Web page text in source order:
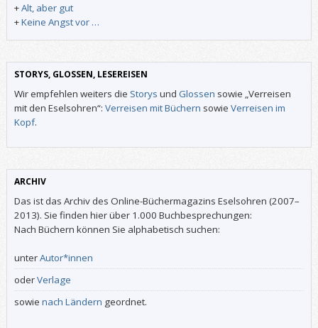
+Alt, aber gut
+Keine Angst vor …
STORYS, GLOSSEN, LESEREISEN
Wir empfehlen weiters die Storys und Glossen sowie „Verreisen
mit den Eselsohren“: Verreisen mit Büchern sowie Verreisen im
Kopf.
ARCHIV
Das ist das Archiv des Online-Büchermagazins Eselsohren (2007–
2013). Sie finden hier über 1.000 Buchbesprechungen:
Nach Büchern können Sie alphabetisch suchen:
unterAutor*innen
oderVerlage
sowie nach Ländern geordnet.